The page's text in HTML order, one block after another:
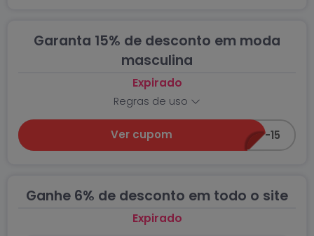
Garanta 15% de desconto em moda
masculina
Expirado
Regras de uso
Ver cupom CEA-GANHE-15
Ganhe 6% de desconto em todo o site
Expirado